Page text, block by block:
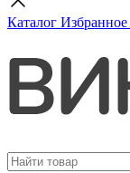
Каталог Избранное